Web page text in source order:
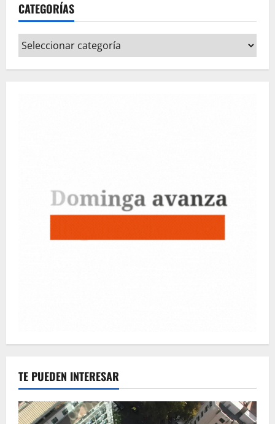
CATEGORÍAS
Categorías
TE PUEDEN INTERESAR